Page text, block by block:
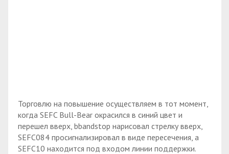
Торговлю на повышение осуществляем в тот момент,
когда SEFC Bull-Bear окрасился в синий цвет и
перешел вверх, bbandstop нарисовал стрелку вверх,
SEFC084 просигнализировал в виде пересечения, а
SEFC10 находится под входом линии поддержки.